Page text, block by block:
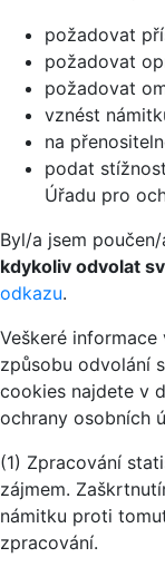
požadovat
požadovat
požadovat
vznést
na
podat
Úřadu pro
Byl/a jsem
kdykoliv odvolat
odkazu.
Veškeré
způsobu odvolání
cookies najdete v
ochrany osobních
(1) Zpracování
zájmem.
námitku proti
zpracování.